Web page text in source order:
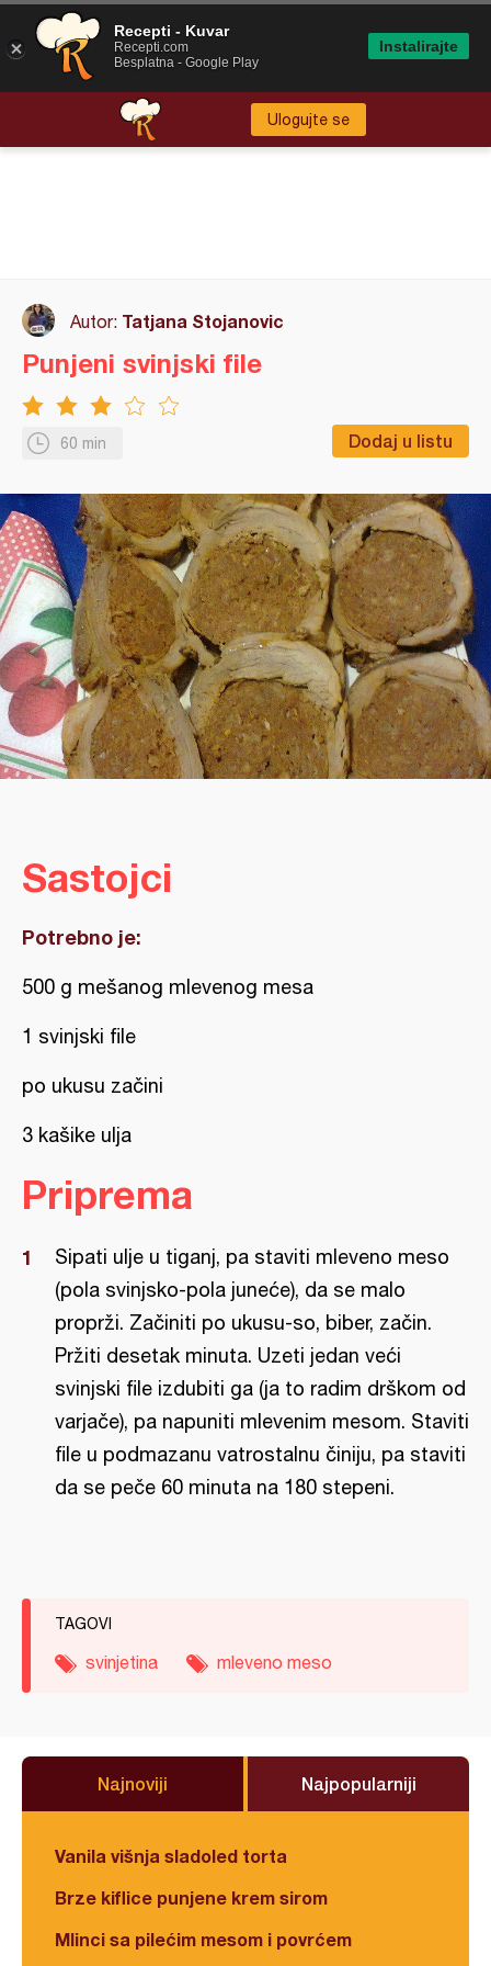
Ulogujte se
Autor: Tatjana Stojanovic
60 min Dodaj u listu
Punjeni svinjski file
Sastojci
Potrebno je:
500 g mešanog mlevenog mesa
1 svinjski file
po ukusu začini
3 kašike ulja
Priprema
Sipati ulje u tiganj, pa staviti mleveno meso
(pola svinjsko-pola juneće), da se malo
proprži. Začiniti po ukusu-so, biber, začin.
Pržiti desetak minuta. Uzeti jedan veći
svinjski file izdubiti ga (ja to radim drškom od
varjače), pa napuniti mlevenim mesom. Staviti
file u podmazanu vatrostalnu činiju, pa staviti
da se peče 60 minuta na 180 stepeni.
TAGOVI
svinjetina mleveno meso
Najnoviji Najpopularniji
Vanila višnja sladoled torta
Brze kiflice punjene krem sirom
Mlinci sa pilećim mesom i povrćem
Recepti - Kuvar
Recepti.com
Besplatna - Google Play
Instalirajte